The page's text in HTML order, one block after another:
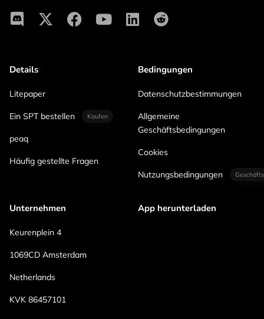
Details
Litepaper
Ein SPT bestellen Kaufen
peaq
Häufig gestellte Fragen
Bedingungen
Datenschutzbestimmungen
Allgemeine
Geschäftsbedingungen
Cookies
Nutzungsbedingungen
Unternehmen
Keurenplein 4
1069CD Amsterdam
Netherlands
KVK 86457101
App herunterladen